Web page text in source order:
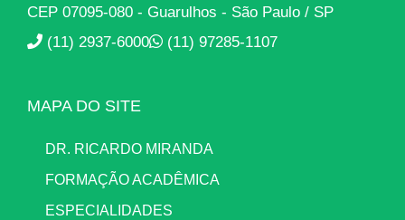
CEP 07095-080 - Guarulhos - São Paulo / SP
(11) 2937-6000
(11) 97285-1107
MAPA DO SITE
DR. RICARDO MIRANDA
FORMAÇÃO ACADÊMICA
ESPECIALIDADES